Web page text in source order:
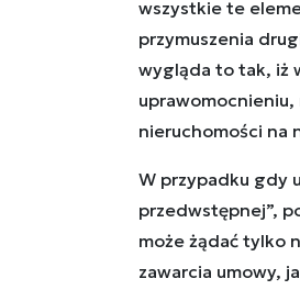
wszystkie te
przymuszenia
wygląda to tak, iż
uprawomocnieniu,
nieruchomości na
W przypadku gdy
przedwstępnej”,
może żądać tylko
zawarcia umowy,